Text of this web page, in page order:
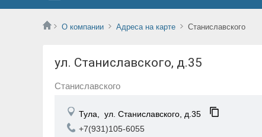
О компании Адреса на карте Станиславского
ул. Станиславского, д.35
Станиславского
Тула, ул. Станиславского, д.35
+7(931)105-6055